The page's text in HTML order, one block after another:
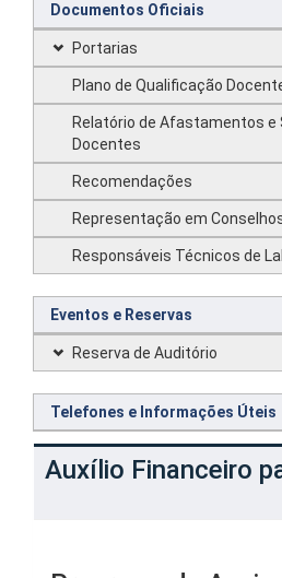
Documentos Oficiais
Portarias
Plano de Qualificação
Relatório de Afastamentos
Docentes
Recomendações
Representação em
Responsáveis Técnicos de
Eventos e Reservas
Reserva de Auditório
Telefones e Informações Úteis
Auxílio Financeiro